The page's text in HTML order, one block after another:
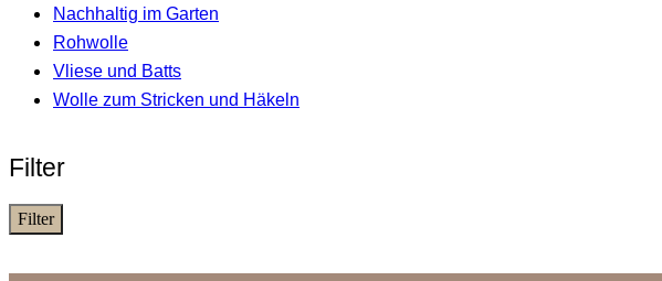
Nachhaltig im Garten
Rohwolle
Vliese und Batts
Wolle zum Stricken und Häkeln
Filter
Filter